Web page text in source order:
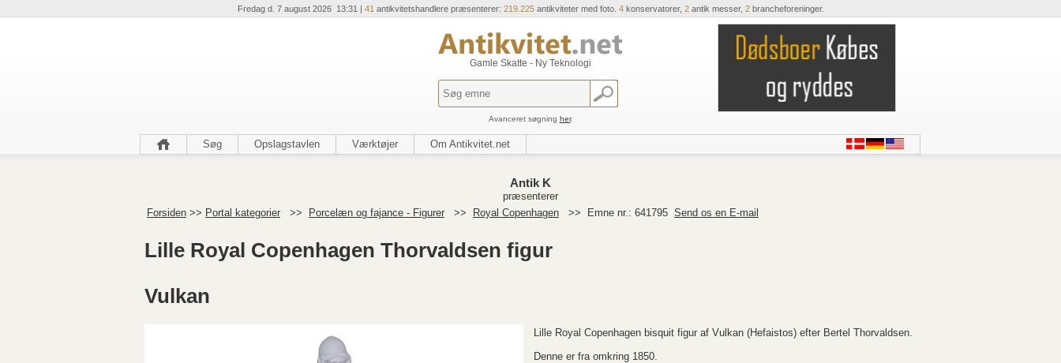
Fredag d. 7 august 2026 13:31 | 41 antikvitetshandlere præsenterer: 219.225antikviteter med foto. 4konservatorer, 2antik messer, 2brancheforeninger.
Gamle Skatte - Ny Teknologi
Avanceret søgning her.
Søg Opslagstavlen Værktøjer Om Antikvitet.net
Antik K
præsenterer
Forsiden >> Portal kategorier >> Porcelæn og fajance - Figurer >> Royal Copenhagen >> Emne nr.: 641795 Send os en E-mail
Lille Royal Copenhagen Thorvaldsen figur
Vulkan
Lille Royal Copenhagen bisquit figur af Vulkan (Hefaistos) efter Bertel Thorvaldsen.
Denne er fra omkring 1850.